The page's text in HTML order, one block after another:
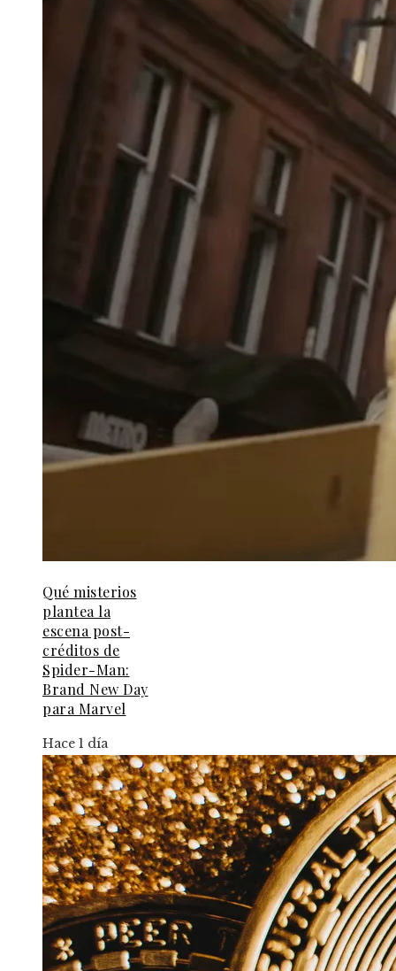
Qué misterios
plantea la
escena post-
créditos de
Spider-Man:
Brand New Day
para Marvel
Hace 1 día